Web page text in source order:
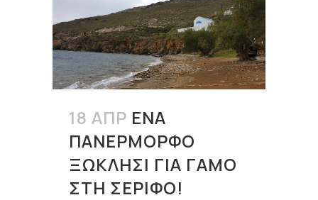
18 ΑΠΡ ΈΝΑ
ΠΑΝΈΡΜΟΡΦΟ
ΞΩΚΛΉΣΙ ΓΙΑ ΓΆΜΟ
ΣΤΗ ΣΈΡΙΦΟ!